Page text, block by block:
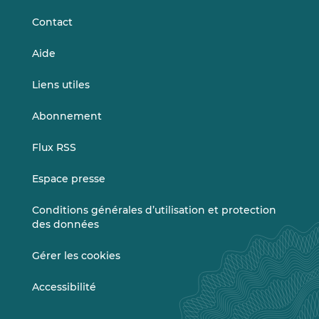
Contact
Aide
Liens utiles
Abonnement
Flux RSS
Espace presse
Conditions générales d’utilisation et protection
des données
Gérer les cookies
Accessibilité